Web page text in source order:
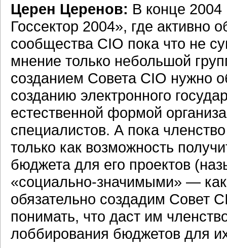
Церен Церенов: В конце
Госсектор 2004», где активно
сообщества CIO пока что не
мнение только небольшой
созданием Совета CIO нужно
созданию электронного
естественной формой
специалистов. А пока
только как возможность
бюджета для его проектов
«социально-значимыми» —
обязательно создадим Совет
понимать, что даст им
лоббирования бюджетов для